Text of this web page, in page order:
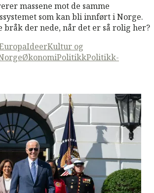
massene mot de samme
som kan bli innført i Norge.
bråk der nede, når det er så rolig her?
IdeerKultur og
ØkonomiPolitikkPolitikk-